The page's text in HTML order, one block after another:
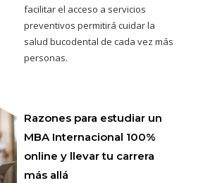
facilitar el acceso a servicios
preventivos permitirá cuidar la
salud bucodental de cada vez más
personas.
Razones para estudiar un
MBA Internacional 100%
online y llevar tu carrera
más allá